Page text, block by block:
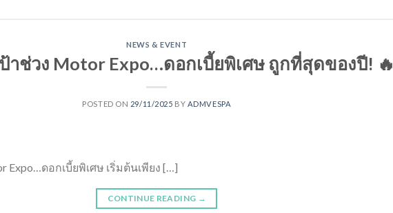
NEWS & EVENT
ป้าช่วง Motor Expo…ดอกเบี้ยพิเศษ ถูกที่สุดของปี! 🔥
POSTED ON 29/11/2025 BY ADMVESPA
Expo…ดอกเบี้ยพิเศษ เริ่มต้นเพียง […]
CONTINUE READING →